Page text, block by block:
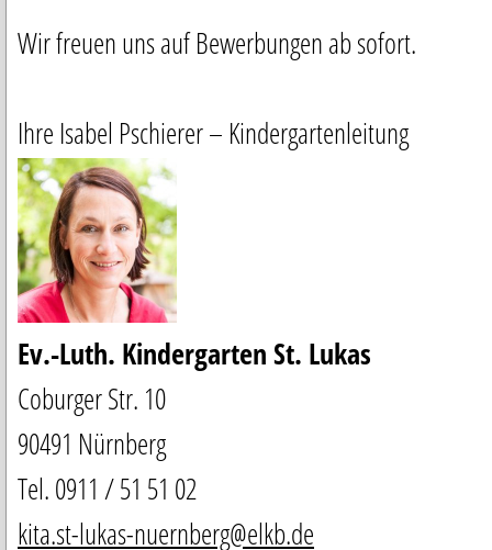
Wir freuen uns auf Bewerbungen ab sofort.
Ihre Isabel Pschierer – Kindergartenleitung
Ev.-Luth. Kindergarten St. Lukas
Coburger Str. 10
90491 Nürnberg
Tel. 0911 / 51 51 02
kita.st-lukas-nuernberg@elkb.de